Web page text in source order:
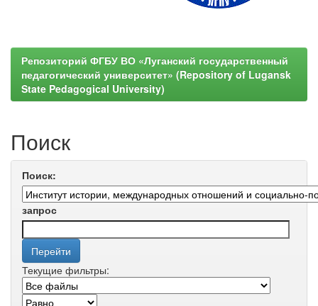
Репозиторий ФГБУ ВО «Луганский государственный
педагогический университет» (Repository of Lugansk
State Pedagogical University)
Поиск
Поиск:
запрос
Текущие фильтры: